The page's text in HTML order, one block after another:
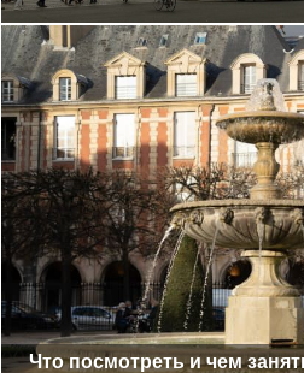
Что посмотреть и чем